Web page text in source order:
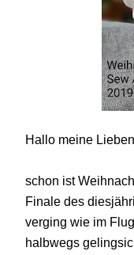
Hallo meine
schon ist
Finale des
verging wie im
halbwegs